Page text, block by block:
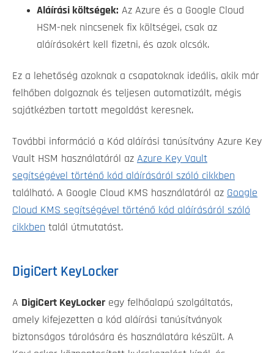
Aláírási költségek: Az Azure és a Google Cloud
HSM-nek nincsenek fix költségei, csak az
aláírásokért kell fizetni, és azok olcsók.
Ez a lehetőség azoknak a csapatoknak ideális, akik már
felhőben dolgoznak és teljesen automatizált, mégis
sajátkézben tartott megoldást keresnek.
További információ a Kód aláírási tanúsítvány Azure Key
Vault HSM használatáról az Azure Key Vault
segítségével történő kód aláírásáról szóló cikkben
található. A Google Cloud KMS használatáról az Google
Cloud KMS segítségével történő kód aláírásáról szóló
cikkben talál útmutatást.
DigiCert KeyLocker
A DigiCert KeyLocker egy felhőalapú szolgáltatás,
amely kifejezetten a kód aláírási tanúsítványok
biztonságos tárolására és használatára készült. A